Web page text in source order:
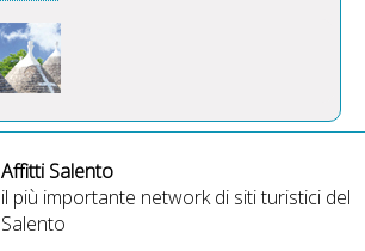
Affitti Salento
il più importante network di siti turistici del
Salento